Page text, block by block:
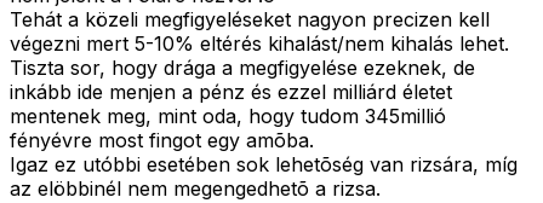
Tehát a közeli megfigyeléseket nagyon precizen kell
végezni mert 5-10% eltérés kihalást/nem kihalás lehet.
Tiszta sor, hogy drága a megfigyelése ezeknek, de
inkább ide menjen a pénz és ezzel milliárd életet
mentenek meg, mint oda, hogy tudom 345millió
fényévre most fingot egy amõba.
Igaz ez utóbbi esetében sok lehetõség van rizsára, míg
az elöbbinél nem megengedhetõ a rizsa.